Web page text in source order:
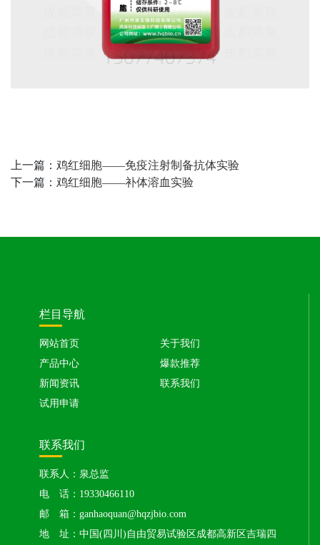
上一篇： 鸡红细胞——免疫注射制备抗体实验
下一篇： 鸡红细胞——补体溶血实验
栏目导航
网站首页
关于我们
产品中心
爆款推荐
新闻资讯
联系我们
试用申请
联系我们
联系人：泉总监
电 话：19330466110
邮 箱：ganhaoquan@hqzjbio.com
地 址：中国(四川)自由贸易试验区成都高新区吉瑞四